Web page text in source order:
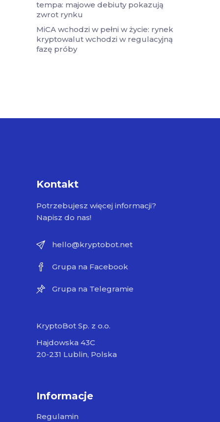
tempa: majowe debiuty pokazują
zwrot rynku
MiCA wchodzi w pełni w życie: rynek
kryptowalut wchodzi w regulacyjną
fazę próby
Kontakt
Potrzebujesz więcej informacji?
Napisz do nas!
hello@kryptobot.net
Grupa na Facebook
Grupa na Telegramie
KryptoBot Sp. z o.o.
Hajdowska 43C
20-231 Lublin, Polska
Informacje
Regulamin